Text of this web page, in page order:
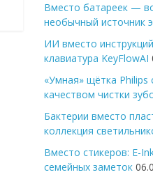
Вместо батареек —
необычный источник
ИИ вместо
клавиатура KeyFlowAI
«Умная» щётка Philips
качеством чистки
Бактерии вместо
коллекция
Вместо стикеров: E-
семейных заметок